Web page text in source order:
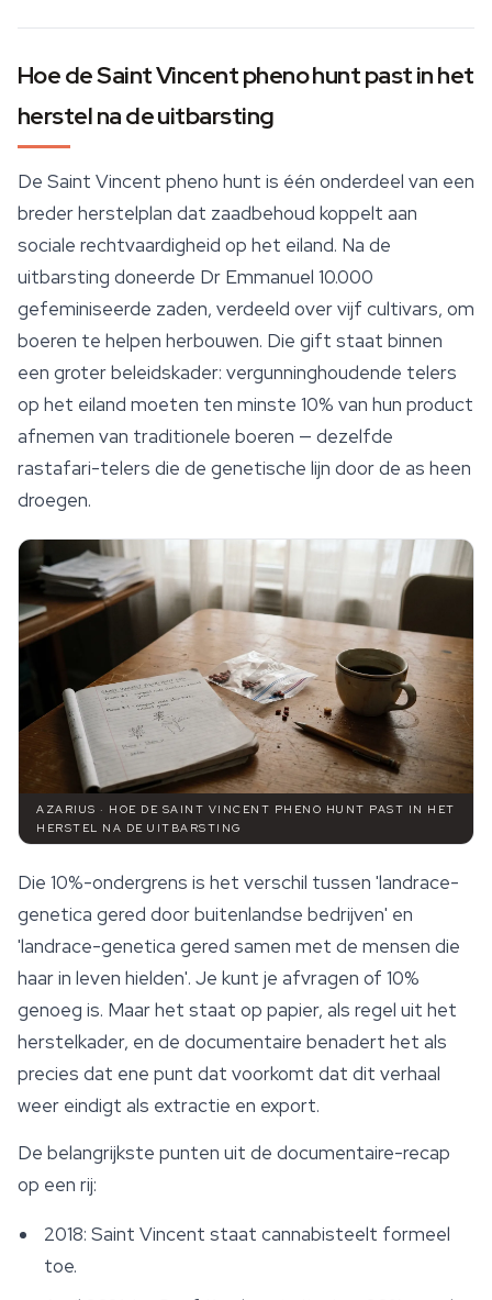
Hoe de Saint Vincent pheno hunt past in het
herstel na de uitbarsting
De Saint Vincent pheno hunt is één onderdeel van een
breder herstelplan dat zaadbehoud koppelt aan
sociale rechtvaardigheid op het eiland. Na de
uitbarsting doneerde Dr Emmanuel 10.000
gefeminiseerde zaden, verdeeld over vijf cultivars, om
boeren te helpen herbouwen. Die gift staat binnen
een groter beleidskader: vergunninghoudende telers
op het eiland moeten ten minste 10% van hun product
afnemen van traditionele boeren — dezelfde
rastafari-telers die de genetische lijn door de as heen
droegen.
AZARIUS · HOE DE SAINT VINCENT PHENO HUNT PAST IN HET
HERSTEL NA DE UITBARSTING
Die 10%-ondergrens is het verschil tussen 'landrace-
genetica gered door buitenlandse bedrijven' en
'landrace-genetica gered samen met de mensen die
haar in leven hielden'. Je kunt je afvragen of 10%
genoeg is. Maar het staat op papier, als regel uit het
herstelkader, en de documentaire benadert het als
precies dat ene punt dat voorkomt dat dit verhaal
weer eindigt als extractie en export.
De belangrijkste punten uit de documentaire-recap
op een rij:
2018: Saint Vincent staat cannabisteelt formeel
toe.